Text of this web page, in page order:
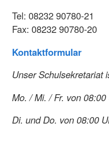
Tel: 08232 90780-21
Fax: 08232 90780-20
Kontaktformular
Unser Schulsekretariat
Mo. / Mi. / Fr. von
Di. und Do. von 08:00